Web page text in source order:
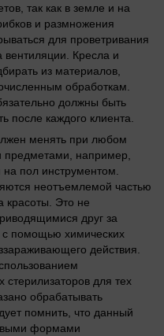
так как в земле и на
и размножения
для проветривания
вентиляции. Кресла и
из материалов,
обработкам.
должны быть
после каждого клиента.
менять при любом
предметами, например,
пол инструментом.
неотъемлемой частью
красоты. Это не
друг за
с помощью химических
действия.
для тех
обрабатывать
помнить, что данный
формами